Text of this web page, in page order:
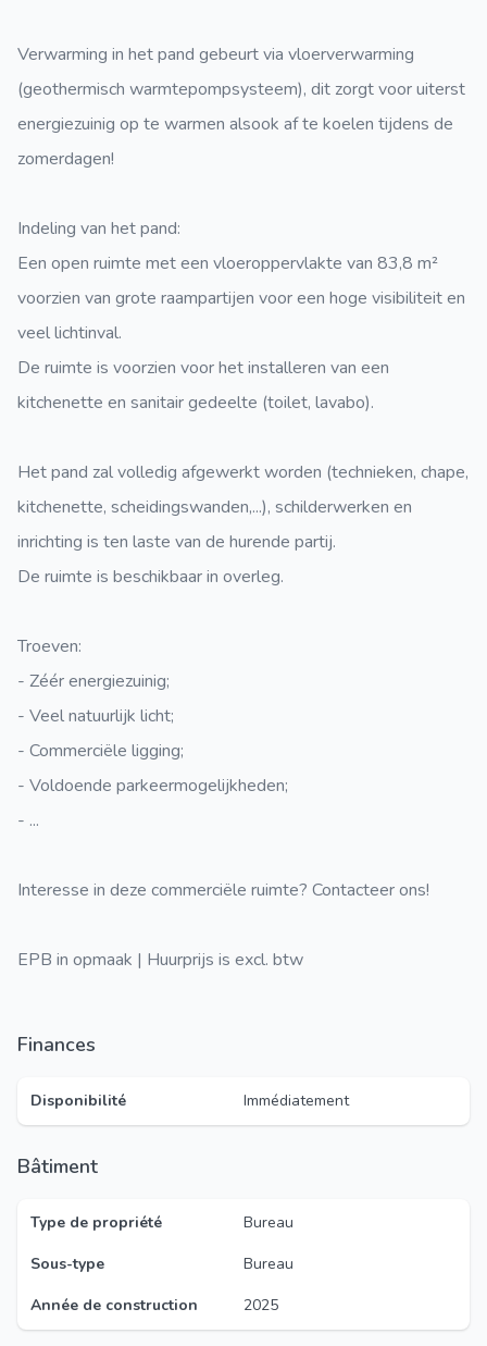
Verwarming in het pand gebeurt via vloerverwarming
(geothermisch warmtepompsysteem), dit zorgt voor uiterst
energiezuinig op te warmen alsook af te koelen tijdens de
zomerdagen!
Indeling van het pand:
Een open ruimte met een vloeroppervlakte van 83,8 m²
voorzien van grote raampartijen voor een hoge visibiliteit en
veel lichtinval.
De ruimte is voorzien voor het installeren van een
kitchenette en sanitair gedeelte (toilet, lavabo).
Het pand zal volledig afgewerkt worden (technieken, chape,
kitchenette, scheidingswanden,...), schilderwerken en
inrichting is ten laste van de hurende partij.
De ruimte is beschikbaar in overleg.
Troeven:
- Zéér energiezuinig;
- Veel natuurlijk licht;
- Commerciële ligging;
- Voldoende parkeermogelijkheden;
- ...
Interesse in deze commerciële ruimte? Contacteer ons!
EPB in opmaak | Huurprijs is excl. btw
Finances
Disponibilité Immédiatement
Bâtiment
Type de propriété
Bureau
Sous-type
Bureau
Année de construction
2025